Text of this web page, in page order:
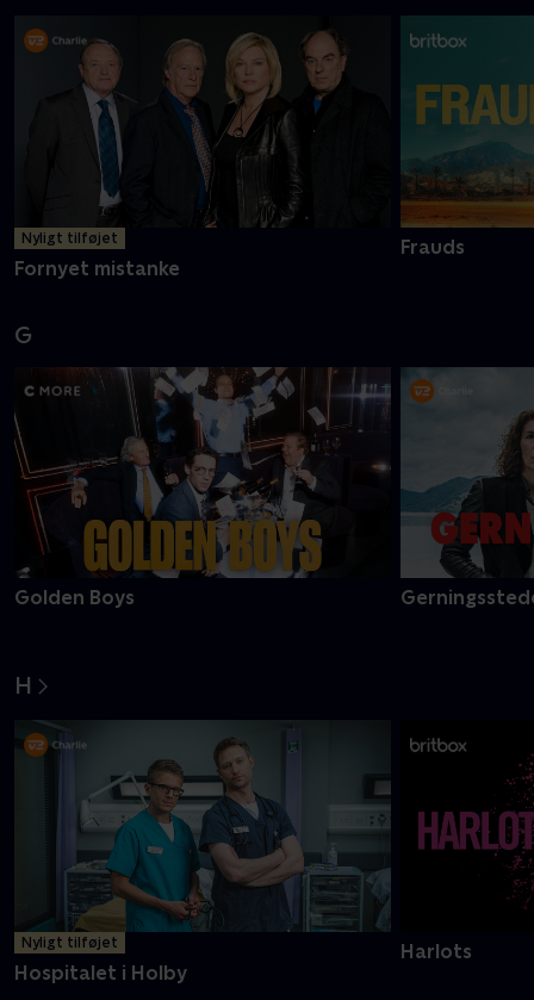
Nyligt tilføjet
Fornyet mistanke
Frauds
G
Golden Boys
H
Nyligt tilføjet
Hospitalet i Holby
Harlots